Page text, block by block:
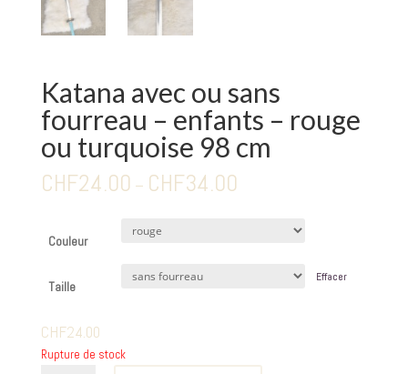
Katana avec ou sans
fourreau – enfants – rouge
ou turquoise 98 cm
CHF24.00 – CHF34.00
Couleur
Taille
Effacer
CHF24.00
Rupture de stock